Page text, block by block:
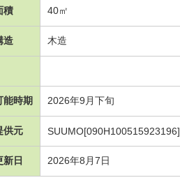
積 40㎡
造 木造
能時期 2026年9月下旬
供元 SUUMO[090H100515923196]
新日 2026年8月7日